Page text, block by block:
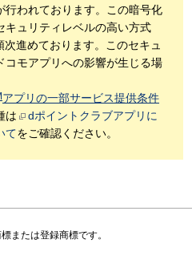
行われております。この暗号化
キュリティレベルの高い方式
次進めております。このセキュ
コモアプリへの影響が生じる場
アプリの一部サービス提供条件
は
dポイントクラブアプリに
てをご確認ください。
または登録商標です。